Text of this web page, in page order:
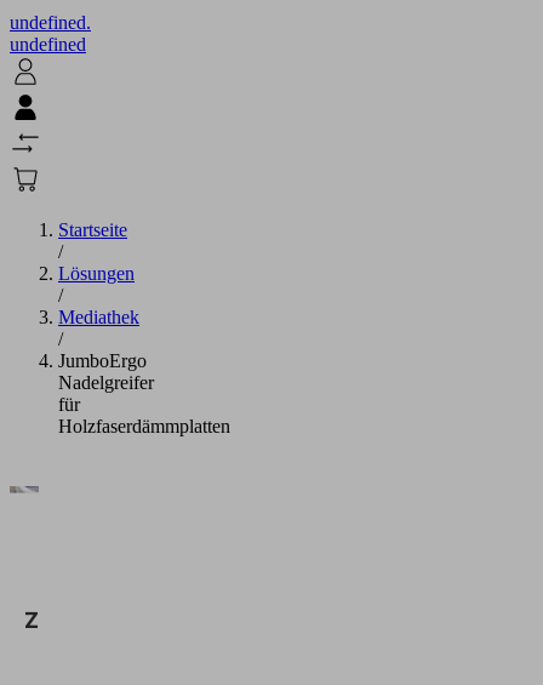
undefined.
undefined
Startseite
/
Lösungen
/
Mediathek
/
JumboErgo
Nadelgreifer
für
Holzfaserdämmplatten
Zustimmung,